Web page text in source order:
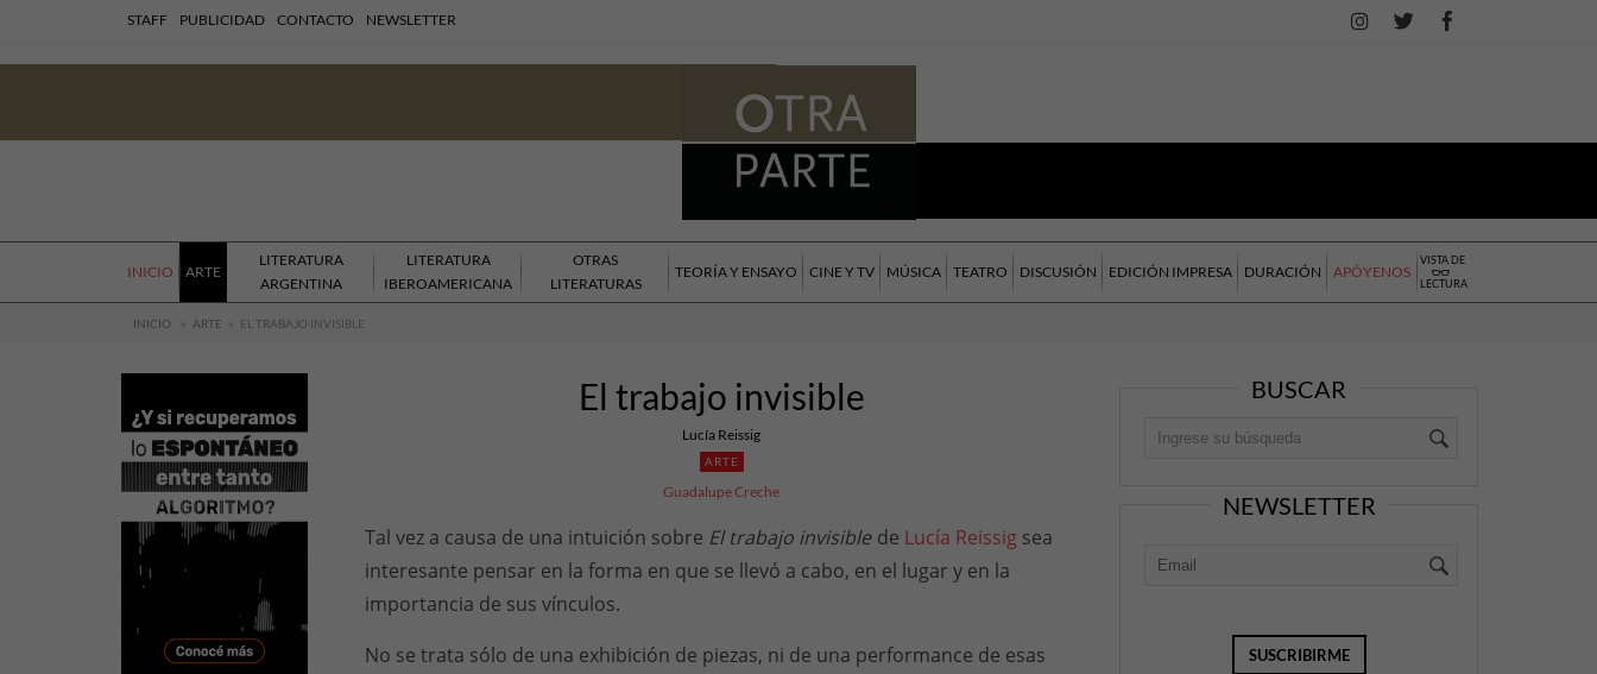
STAFF PUBLICIDAD CONTACTO NEWSLETTER
INICIO ARTE
LITERATURA
ARGENTINA
LITERATURA
IBEROAMERICANA
OTRAS
LITERATURAS
TEORÍA Y ENSAYO CINE Y TV MÚSICA TEATRO DISCUSIÓN EDICIÓN IMPRESA DURACIÓN APÓYENOS
VISTA DE
LECTURA
INICIO » ARTE » EL TRABAJO INVISIBLE
El trabajo invisible
Lucía Reissig
ARTE
Guadalupe Creche
Tal vez a causa de una intuición sobre El trabajo invisible de Lucía Reissig sea
interesante pensar en la forma en que se llevó a cabo, en el lugar y en la
importancia de sus vínculos.
No se trata sólo de una exhibición de piezas, ni de una performance de esas
BUSCAR
NEWSLETTER